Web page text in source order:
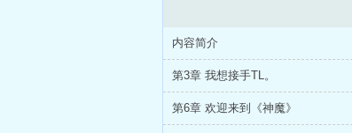
内容简介
第3章 我想接手TL。
第6章 欢迎来到《神魔》